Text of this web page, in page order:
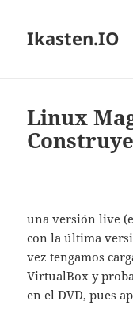
Ikasten.IO
Linux
una versión live
con la última
vez tengamos
VirtualBox y
en el DVD, pues